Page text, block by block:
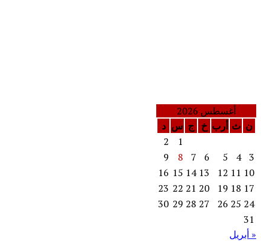
أغسطس 2026
ن ث أرب خ ج س د
1
2
3
4
5
6
7
8
9
10
11
12
13
14
15
16
17
18
19
20
21
22
23
24
25
26
27
28
29
30
31
« أبريل